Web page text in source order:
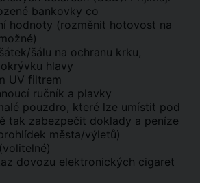
bankovky co
hodnoty (rozměnit hotovost na
šálu na ochranu krku,
hlavy
UV filtrem
ručník a plavky
pouzdro, které lze umístit pod
tak zabezpečit doklady a peníze
města/výletů)
dovozu elektronických cigaret